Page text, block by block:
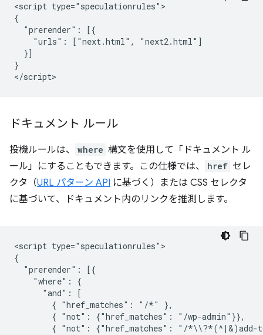
<script type="speculationrules">
{
  "prerender": [{
    "urls": ["next.html", "next2.html"]
  }]
}
ドキュメント ルール
投機ルールは、 where 構文を使用して「ドキュメント ル
ール」にすることもできます。この仕様では、
href セレ
クタ（URL パターン API に基づく）または CSS セレクタ
に基づいて、ドキュメント内のリンクを推測します。
<script type="speculationrules">
{
  "prerender": [{
    "where": {
      "and": [
        { "href_matches": "/*" },
        { "not": {"href_matches": "/wp-admin"}},
{ "not": {"href_matches": "/*\\?*(^|&)add-